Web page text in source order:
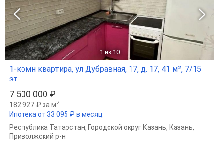
1 из 10
1-комн квартира, ул Дубравная, 17, д. 17, 41 м², 7/15
эт.
7 500 000 ₽
182 927 ₽ за м2
Ипотека от 33 095 ₽ в месяц
Республика Татарстан, Городской округ Казань, Казань,
Приволжский р-н